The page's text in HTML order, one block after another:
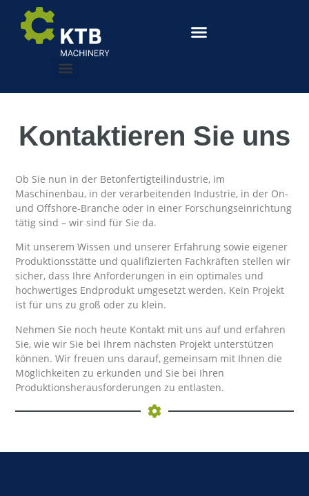
Kontaktieren Sie uns
Ob Sie nun in der Betonfertigteilindustrie, im
Maschinenbau, in der verarbeitenden Industrie, in der On-
und Offshore-Branche oder in einer Forschungseinrichtung
tätig sind – wir sind für Sie da.
Mit unserem Wissen und unserer Erfahrung sowie eigener
Produktionsstätte und qualifizierten Fachkräften stellen wir
sicher, dass Ihre Anforderungen in ein optimales und
hochwertiges Endprodukt umgesetzt werden. Kein Projekt
ist für uns zu groß oder zu klein.
Nehmen Sie noch heute Kontakt mit uns auf und erfahren
Sie, wie wir Sie bei Ihrem nächsten Projekt unterstützen
können. Wir freuen uns darauf, gemeinsam mit Ihnen die
Möglichkeiten zu erkunden und Sie bei Ihren
Produktionsherausforderungen zu entlasten.